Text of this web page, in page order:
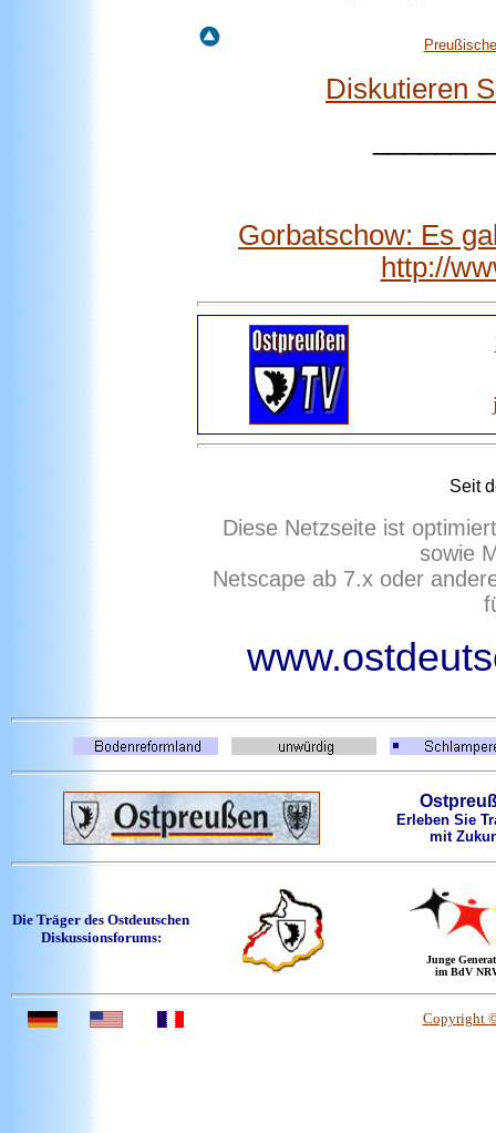
Diskutieren
Gorbatschow: Es
http://
Seit
Diese Netzseite ist
sowie
Netscape ab 7.x oder
Erleben Sie
mit
Die Träger des Ostdeutschen
Diskussionsforums:
Junge
im BdV
Copyright